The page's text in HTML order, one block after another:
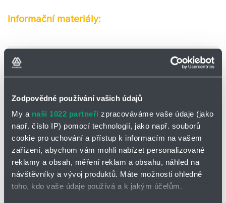
Zodpovědné používání vašich údajů
My a naši 1022 partneři zpracováváme vaše údaje (jako
např. číslo IP) pomocí technologií, jako např. souborů
cookie pro uchování a přístup k informacím na vašem
zařízení, abychom vám mohli nabízet personalizované
reklamy a obsah, měření reklam a obsahu, náhled na
návštěvníky a vývoj produktů. Máte možnosti ohledně
toho, kdo vaše údaje používá a k jakým účelům.
Informační materiály: